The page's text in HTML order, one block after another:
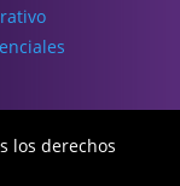
los derechos